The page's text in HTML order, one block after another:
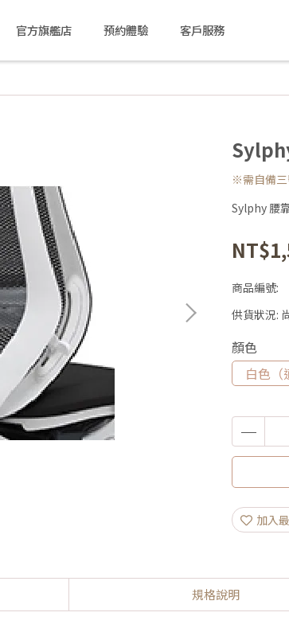
官方旗艦店 預約體驗 客戶服務
※需自備三
Sylphy 腰
商品編號:
供貨狀況:
顏色
白色（
加入
規格說明